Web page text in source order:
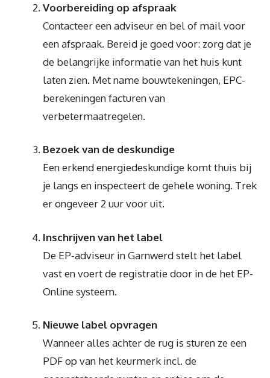
Voorbereiding op afspraak
Contacteer een adviseur en bel of mail voor
een afspraak. Bereid je goed voor: zorg dat je
de belangrijke informatie van het huis kunt
laten zien. Met name bouwtekeningen, EPC-
berekeningen facturen van
verbetermaatregelen.
Bezoek van de deskundige
Een erkend energiedeskundige komt thuis bij
je langs en inspecteert de gehele woning. Trek
er ongeveer 2 uur voor uit.
Inschrijven van het label
De EP-adviseur in Garnwerd stelt het label
vast en voert de registratie door in de het EP-
Online systeem.
Nieuwe label opvragen
Wanneer alles achter de rug is sturen ze een
PDF op van het keurmerk incl. de